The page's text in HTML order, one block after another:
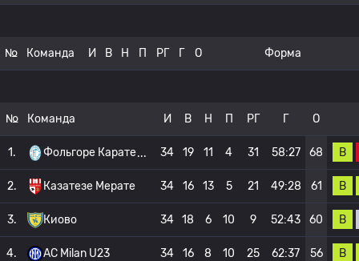
№ Команда И В Н П РГ Г О Форма
№ Команда И В Н П РГ Г О
1. Фольгоре Карате 34 19 11 4 31 58:27 68 В
2. Казатезе Мерате 34 16 13 5 21 49:28 61 В
3. Киово 34 18 6 10 9 52:43 60 В
4. AC Milan U23 34 16 8 10 25 62:37 56 В